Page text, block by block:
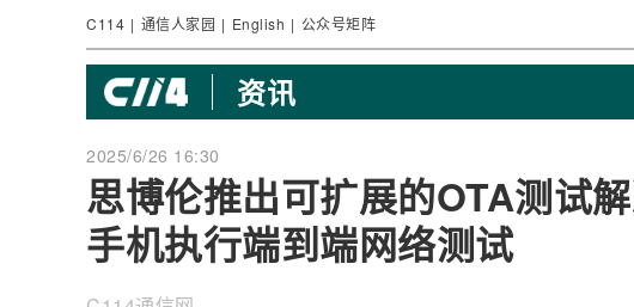
C114 | 通信人家园 | English | 公众号矩阵
资讯
2025/6/26 16:30
思博伦推出可扩展的OTA测试
手机执行端到端网络测试